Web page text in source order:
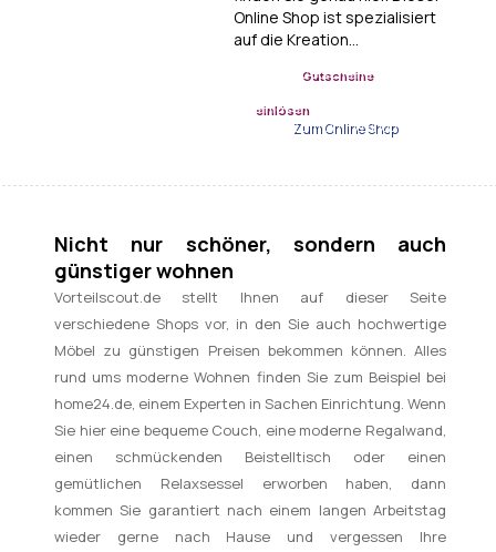
Online Shop ist spezialisiert
auf die Kreation…
Gutscheine
einlösen
Zum Online Shop
Nicht nur schöner, sondern auch
günstiger wohnen
Vorteilscout.de stellt Ihnen auf dieser Seite
verschiedene Shops vor, in den Sie auch hochwertige
Möbel zu günstigen Preisen bekommen können. Alles
rund ums moderne Wohnen finden Sie zum Beispiel bei
home24.de, einem Experten in Sachen Einrichtung. Wenn
Sie hier eine bequeme Couch, eine moderne Regalwand,
einen schmückenden Beistelltisch oder einen
gemütlichen Relaxsessel erworben haben, dann
kommen Sie garantiert nach einem langen Arbeitstag
wieder gerne nach Hause und vergessen Ihre